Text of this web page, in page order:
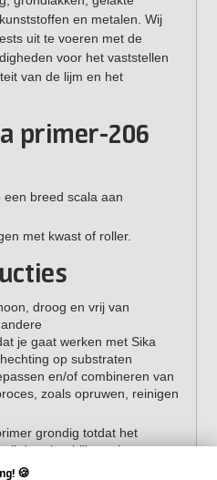
en metalen. Wij
uit te voeren met de
voor het vaststellen
van de lijm en het
primer-206
breed scala aan
met kwast of roller.
droog en vrij van
je gaat werken met Sika
op substraten
en/of combineren van
zoals opruwen, reinigen
grondig totdat het
door het blik ratelt.
schudden (de ideale
🍪